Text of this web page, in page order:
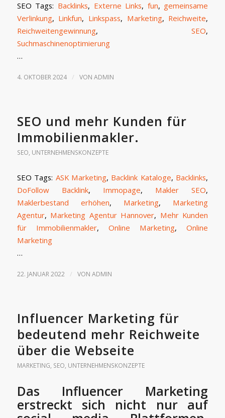
SEO Tags: Backlinks, Externe Links, fun, gemeinsame
Verlinkung, Linkfun, Linkspass, Marketing, Reichweite,
Reichweitengewinnung,SEO,
Suchmaschinenoptimierung
…
4. OKTOBER 2024 / VON ADMIN
SEO und mehr Kunden für
Immobilienmakler.
SEO, UNTERNEHMENSKONZEPTE
SEO Tags: ASK Marketing, Backlink Kataloge, Backlinks,
DoFollow Backlink, Immopage, Makler SEO,
Maklerbestand erhöhen, Marketing, Marketing
Agentur, Marketing Agentur Hannover, Mehr Kunden
für Immobilienmakler, Online Marketing,Online
Marketing
…
22. JANUAR 2022 / VON ADMIN
Influencer Marketing für
bedeutend mehr Reichweite
über die Webseite
MARKETING, SEO, UNTERNEHMENSKONZEPTE
Das Influencer Marketing
erstreckt sich nicht nur auf